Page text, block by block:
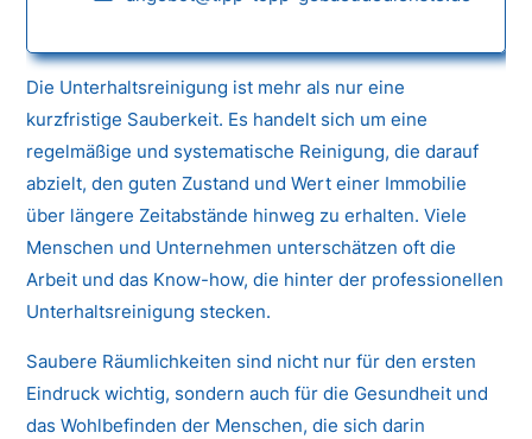
Die Unterhaltsreinigung ist mehr als nur eine
kurzfristige Sauberkeit. Es handelt sich um eine
regelmäßige und systematische Reinigung, die darauf
abzielt, den guten Zustand und Wert einer Immobilie
über längere Zeitabstände hinweg zu erhalten. Viele
Menschen und Unternehmen unterschätzen oft die
Arbeit und das Know-how, die hinter der professionellen
Unterhaltsreinigung stecken.
Saubere Räumlichkeiten sind nicht nur für den ersten
Eindruck wichtig, sondern auch für die Gesundheit und
das Wohlbefinden der Menschen, die sich darin